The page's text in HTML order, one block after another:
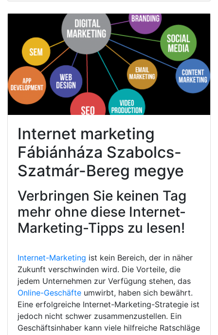
Internet marketing
Fábiánháza Szabolcs-
Szatmár-Bereg megye
Verbringen Sie keinen Tag
mehr ohne diese Internet-
Marketing-Tipps zu lesen!
Internet-Marketing ist kein Bereich, der in näher
Zukunft verschwinden wird. Die Vorteile, die
jedem Unternehmen zur Verfügung stehen, das
Online-Geschäfte umwirbt, haben sich bewährt.
Eine erfolgreiche Internet-Marketing-Strategie ist
jedoch nicht schwer zusammenzustellen. Ein
Geschäftsinhaber kann viele hilfreiche Ratschläge